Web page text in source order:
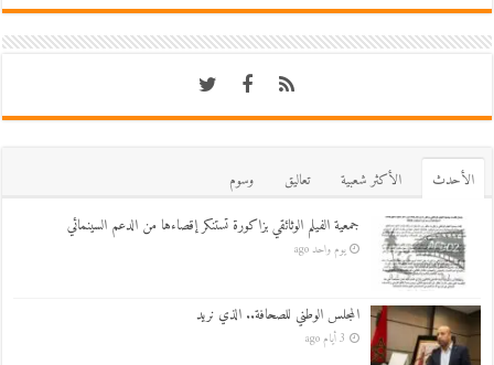
اﻷحدث اﻷكثر شعبية تعاليق
وسوم
جمعية الفيلم الوثائقي بزاكورة تستنكر إقصاءها من الدعم السينمائي
يوم واحد ago
المجلس الوطني للصحافة.. الذي نريد
3 أيام ago